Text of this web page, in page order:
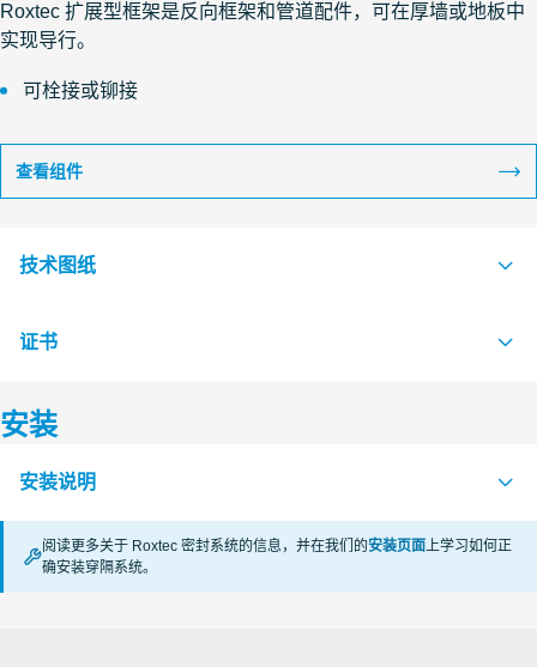
Roxtec 扩展型框架是反向框架和管道配件，可在厚墙或地板中
实现导行。
可栓接或铆接
查看组件
技术图纸
S1008220 GE FRAME EXTENSION FRAME
证书
认证机构
Deutsches Institut für Bautechnik, DIBt
安装
安装说明
GE (en)
阅读更多关于 Roxtec 密封系统的信息，并在我们的安装页面上学习如何正
确安装穿隔系统。